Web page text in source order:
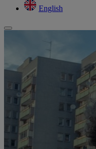
English